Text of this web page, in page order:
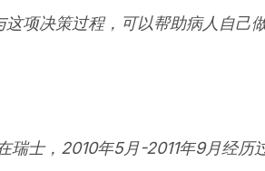
这项决策过程，可以帮助病人自己
瑞士，2010年5月-2011年9月经历